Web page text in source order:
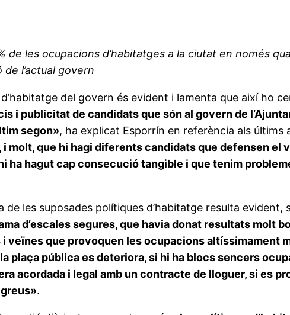
de les ocupacions d’habitatges a la ciutat en només
l’actual govern
del govern és evident i lamenta que així ho
i publicitat de candidats que són al govern de
segon», ha explicat Esporrín en referència als últims
i molt, que hi hagi diferents candidats que defensen el
ha hagut cap consecució tangible i que tenim
les suposades polítiques d’habitatge resulta evident,
d’escales segures, que havia donat resultats molt
que provoquen les ocupacions altíssimament
plaça pública es deteriora, si hi ha blocs sencers
acordada i legal amb un contracte de lloguer, si es
.